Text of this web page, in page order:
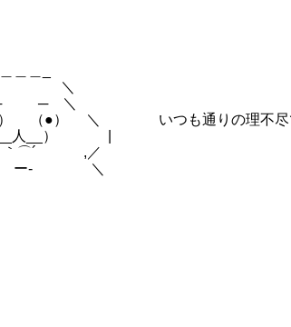
＼
いつも通りの理不尽で安
） |
,／
＼
件について (48)